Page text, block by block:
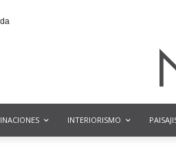
INTERIORISMO